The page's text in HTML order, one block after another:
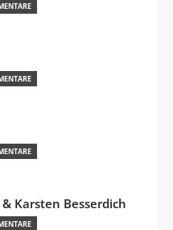
Karsten Besserdich